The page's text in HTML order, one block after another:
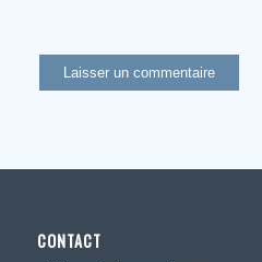
CONTACT